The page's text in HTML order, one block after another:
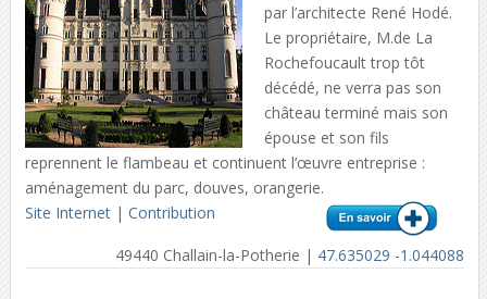
par l’architecte René Hodé.
Le propriétaire, M.de La
Rochefoucault trop tôt
décédé, ne verra pas son
château terminé mais son
épouse et son fils
reprennent le flambeau et continuent l’œuvre entreprise :
aménagement du parc, douves, orangerie.
Site Internet| Contribution
49440 Challain-la-Potherie | 47.635029 -1.044088